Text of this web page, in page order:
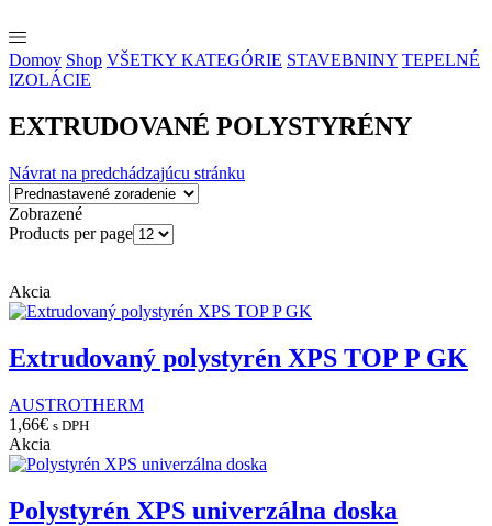
Domov Shop VŠETKY KATEGÓRIE STAVEBNINY TEPELNÉ
IZOLÁCIE
EXTRUDOVANÉ POLYSTYRÉNY
Návrat na predchádzajúcu stránku
Zobrazené
Products per page
Akcia
Extrudovaný polystyrén XPS TOP P GK
AUSTROTHERM
1,66€ s DPH
Akcia
Polystyrén XPS univerzálna doska